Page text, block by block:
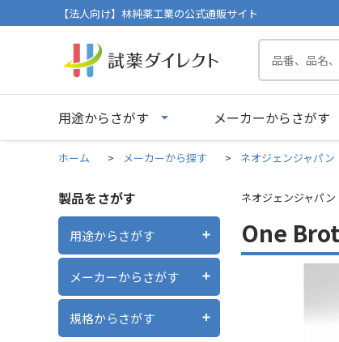
【法人向け】林純薬工業の公式通販サイト
用途からさがす メーカーからさがす
ホーム > メーカーから探す > ネオジェンジャパン
製品をさがす
用途からさがす
メーカーからさがす
規格からさがす
ネオジェンジャパン
One